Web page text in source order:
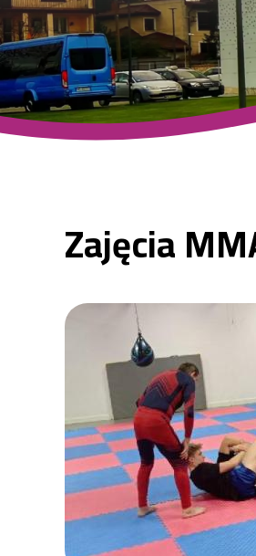
|
Centrum
Raszyn
Zajęcia